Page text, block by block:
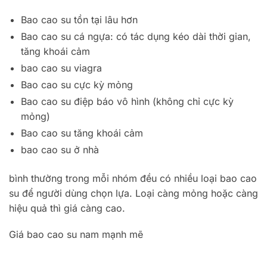
Bao cao su tồn tại lâu hơn
Bao cao su cá ngựa: có tác dụng kéo dài thời gian,
tăng khoái cảm
bao cao su viagra
Bao cao su cực kỳ mỏng
Bao cao su điệp báo vô hình (không chỉ cực kỳ
mỏng)
Bao cao su tăng khoái cảm
bao cao su ở nhà
bình thường trong mỗi nhóm đều có nhiều loại bao cao
su để người dùng chọn lựa. Loại càng mỏng hoặc càng
hiệu quả thì giá càng cao.
Giá bao cao su nam mạnh mẽ